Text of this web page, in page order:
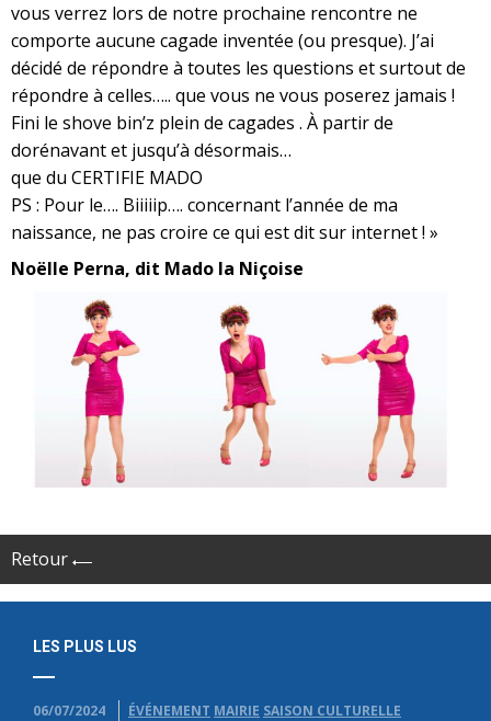
vous verrez lors de notre prochaine rencontre ne
comporte aucune cagade inventée (ou presque). J’ai
décidé de répondre à toutes les questions et surtout de
répondre à celles….. que vous ne vous poserez jamais !
Fini le shove bin’z plein de cagades . À partir de
dorénavant et jusqu’à désormais…
que du CERTIFIE MADO
PS : Pour le…. Biiiiip…. concernant l’année de ma
naissance, ne pas croire ce qui est dit sur internet ! »
Noëlle Perna, dit Mado la Niçoise
Retour
LES PLUS LUS
06/07/2024 ÉVÉNEMENT MAIRIE SAISON CULTURELLE